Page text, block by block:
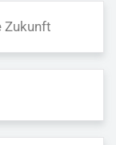
Zukunft